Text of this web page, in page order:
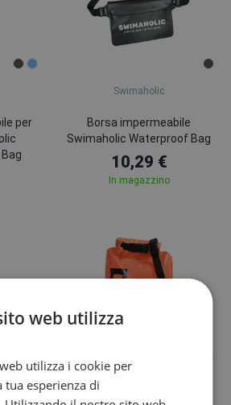
per
Swimaholic
Borsa impermeabile
Swimaholic Waterproof Bag
10,29 €
In magazzino
web utilizza
utilizza i cookie per
tua esperienza di